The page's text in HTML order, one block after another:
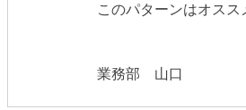
このパターンはオスス
業務部　山口